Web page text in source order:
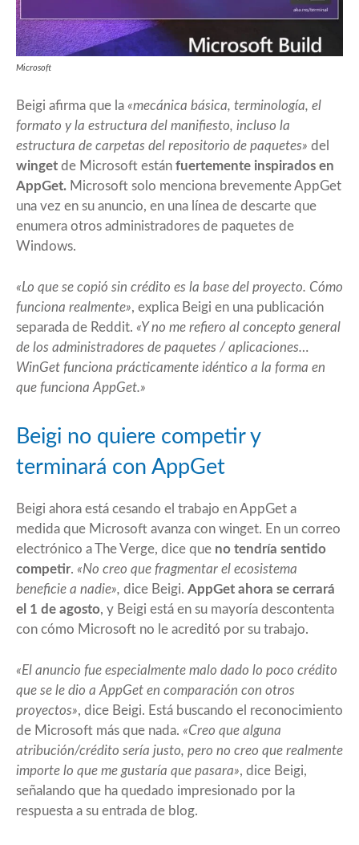
Microsoft
Beigi afirma que la «mecánica básica, terminología, el
formato y la estructura del manifiesto, incluso la
estructura de carpetas del repositorio de paquetes» del
winget de Microsoft están fuertemente inspirados en
AppGet. Microsoft solo menciona brevemente AppGet
una vez en su anuncio, en una línea de descarte que
enumera otros administradores de paquetes de
Windows.
«Lo que se copió sin crédito es la base del proyecto. Cómo
funciona realmente», explica Beigi en una publicación
separada de Reddit. «Y no me refiero al concepto general
de los administradores de paquetes / aplicaciones…
WinGet funciona prácticamente idéntico a la forma en
que funciona AppGet.»
Beigi no quiere competir y
terminará con AppGet
Beigi ahora está cesando el trabajo en AppGet a
medida que Microsoft avanza con winget. En un correo
electrónico a The Verge, dice que no tendría sentido
competir. «No creo que fragmentar el ecosistema
beneficie a nadie», dice Beigi. AppGet ahora se cerrará
el 1 de agosto, y Beigi está en su mayoría descontenta
con cómo Microsoft no le acreditó por su trabajo.
«El anuncio fue especialmente malo dado lo poco crédito
que se le dio a AppGet en comparación con otros
proyectos», dice Beigi. Está buscando el reconocimiento
de Microsoft más que nada. «Creo que alguna
atribución/crédito sería justo, pero no creo que realmente
importe lo que me gustaría que pasara», dice Beigi,
señalando que ha quedado impresionado por la
respuesta a su entrada de blog.